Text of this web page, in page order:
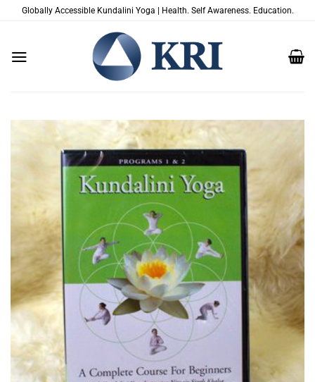
ZumGlobally Accessible Kundalini Yoga | Health. Self Awareness. Education.